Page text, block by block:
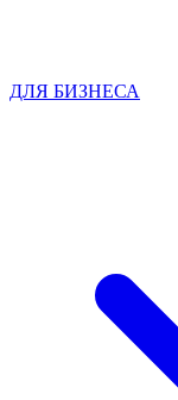
ДЛЯ БИЗНЕСА